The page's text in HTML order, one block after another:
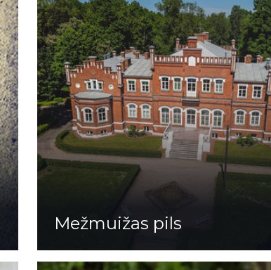
Mežmuižas pils